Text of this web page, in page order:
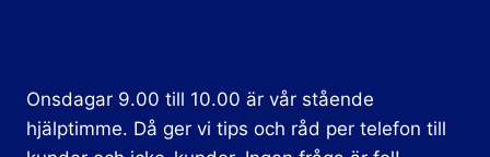
Onsdagar 9.00 till 10.00 är vår stående
hjälptimme. Då ger vi tips och råd per telefon till